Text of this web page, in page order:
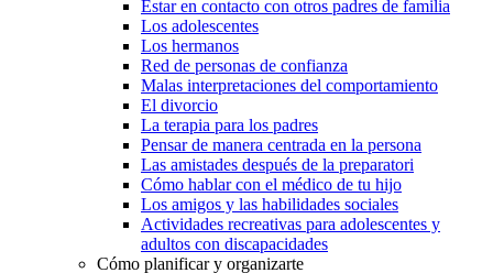
Estar en contacto con otros padres de familia
Los adolescentes
Los hermanos
Red de personas de confianza
Malas interpretaciones del comportamiento
El divorcio
La terapia para los padres
Pensar de manera centrada en la persona
Las amistades después de la preparatori
Cómo hablar con el médico de tu hijo
Los amigos y las habilidades sociales
Actividades recreativas para adolescentes y
adultos con discapacidades
Cómo planificar y organizarte